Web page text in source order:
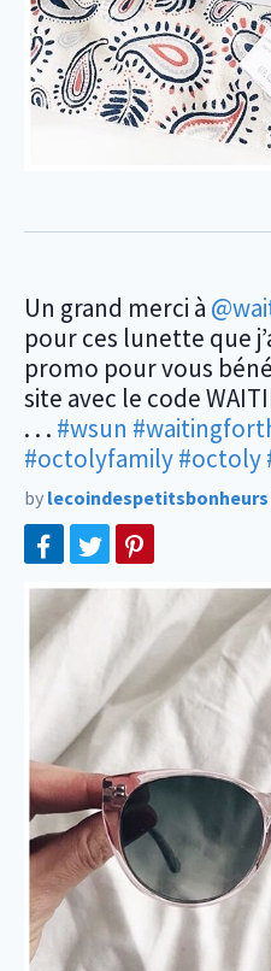
Un grand merci à
pour ces lunette que
promo pour vous
site avec le code
. . . #wsun
#octolyfamily#octoly
by lecoindespetitsbonheurs